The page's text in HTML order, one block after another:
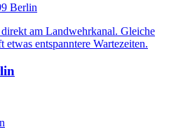
Berlin
am Landwehrkanal. Gleiche
entspanntere Wartezeiten.